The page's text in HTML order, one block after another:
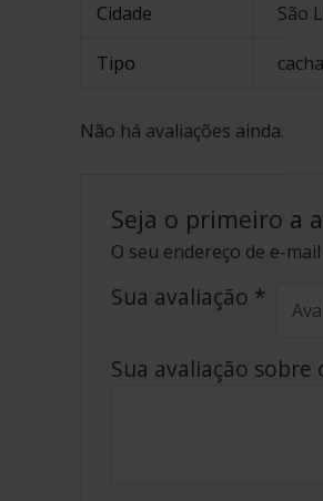
Cidade São
Tipo
Não há avaliações ainda.
Seja o primeiro a
O seu endereço de e-
Sua avaliação *
Sua avaliação